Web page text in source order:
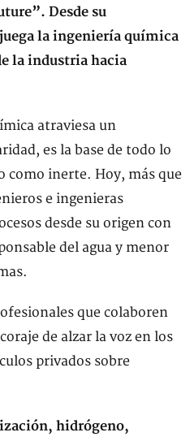
Desde su
la ingeniería química
la industria hacia
atraviesa un
es la base de todo lo
como inerte. Hoy, más que
e ingenieras
desde su origen con
del agua y menor
que colaboren
de alzar la voz en los
privados sobre
hidrógeno,